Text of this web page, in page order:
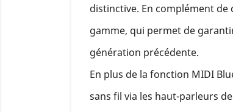
distinctive. En complément
gamme, qui permet de
génération précédente.
En plus de la fonction MIDI
sans fil via les haut-parleurs